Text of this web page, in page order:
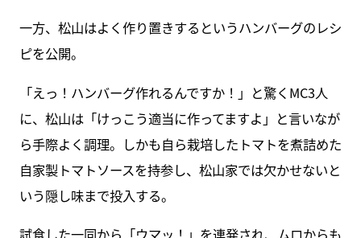
一方、松山はよく作り置きするというハンバーグのレシ
ピを公開。
「えっ！ハンバーグ作れるんですか！」と驚くMC3人
に、松山は「けっこう適当に作ってますよ」と言いなが
ら手際よく調理。しかも自ら栽培したトマトを煮詰めた
自家製トマトソースを持参し、松山家では欠かせないと
いう隠し味まで投入する。
試食した一同から「ウマッ！」を連発され、ムロからも